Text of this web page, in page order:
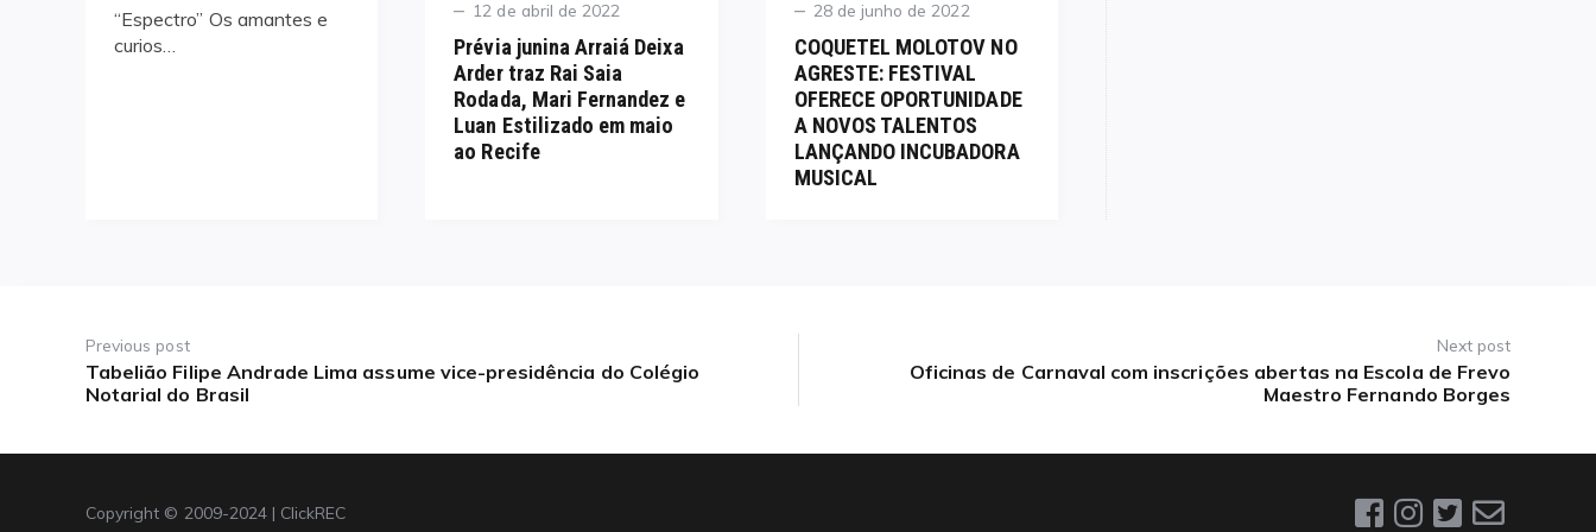
“Espectro” Os amantes e
curios…
Posted
12 de abril de 2022
Prévia junina Arraiá Deixa
Arder traz Rai Saia
Rodada, Mari Fernandez e
Luan Estilizado em maio
ao Recife
Posted
28 de junho de 2022
COQUETEL MOLOTOV NO
AGRESTE: FESTIVAL
OFERECE OPORTUNIDADE
A NOVOS TALENTOS
LANÇANDO INCUBADORA
MUSICAL
de
Post
Previous post
Previous
post:
Tabelião Filipe Andrade Lima assume vice-presidência do Colégio
Notarial do Brasil
Next post
Oficinas de Carnaval com inscrições abertas na Escola de Frevo
Maestro Fernando Borges
Copyright © 2009-2024 | ClickREC